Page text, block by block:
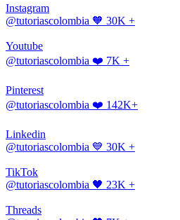
Instagram
@tutoriascolombia 🧡 30K +
Youtube
@tutoriascolombia ❤️ 7K +
Pinterest
@tutoriascolombia ❤️ 142K+
Linkedin
@tutoriascolombia 💙 30K +
TikTok
@tutoriascolombia 🖤 23K +
Threads